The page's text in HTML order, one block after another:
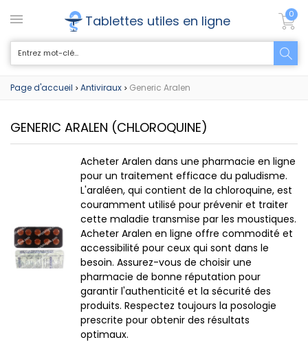
Tablettes utiles en ligne 0
Page d'accueil > Antiviraux > Generic Aralen
GENERIC ARALEN (CHLOROQUINE)
Acheter Aralen dans une pharmacie en ligne
pour un traitement efficace du paludisme.
L'araléen, qui contient de la chloroquine, est
couramment utilisé pour prévenir et traiter
cette maladie transmise par les moustiques.
Acheter Aralen en ligne offre commodité et
accessibilité pour ceux qui sont dans le
besoin. Assurez-vous de choisir une
pharmacie de bonne réputation pour
garantir l'authenticité et la sécurité des
produits. Respectez toujours la posologie
prescrite pour obtenir des résultats
optimaux.